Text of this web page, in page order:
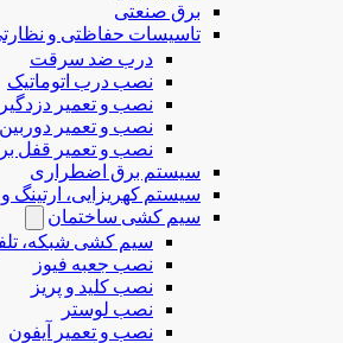
برق صنعتی
تاسیسات حفاظتی و
درب ضد سرقت
نصب درب‌ اتوماتیک
نصب و تعمیر دزدگیر
نصب و تعمیر
نصب و تعمیر قفل
سیستم برق اضطراری
سیستم کهریزایی، ارتینگ
سیم کشی ساختمان
سیم کشی شبکه،
نصب جعبه فیوز
نصب کلید و پریز
نصب لوستر
نصب و تعمیر آیفون